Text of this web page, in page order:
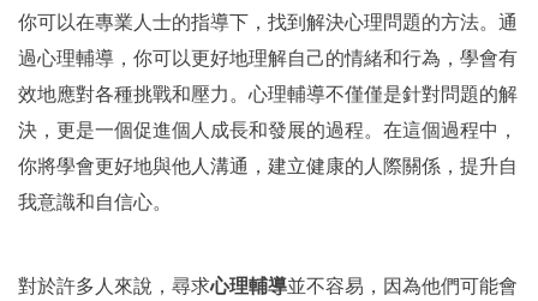
你可以在專業人士的指導下，找到解決心理問題的方法。通
過心理輔導，你可以更好地理解自己的情緒和行為，學會有
效地應對各種挑戰和壓力。心理輔導不僅僅是針對問題的解
決，更是一個促進個人成長和發展的過程。在這個過程中，
你將學會更好地與他人溝通，建立健康的人際關係，提升自
我意識和自信心。
對於許多人來說，尋求心理輔導並不容易，因為他們可能會